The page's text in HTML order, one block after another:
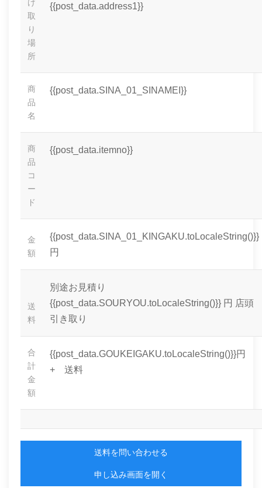
け
取
り
場
所
{{post_data.address1}}
商
品
名
{{post_data.SINA_01_SINAMEI}}
商
品
コ
ー
ド
{{post_data.itemno}}
金
額
{{post_data.SINA_01_KINGAKU.toLocaleString()}}
円
送
料
別途お見積り
{{post_data.SOURYOU.toLocaleString()}} 円 店頭
引き取り
合
計
金
額
{{post_data.GOUKEIGAKU.toLocaleString()}}円
+ 送料
送料を問い合わせる
申し込み画面を開く